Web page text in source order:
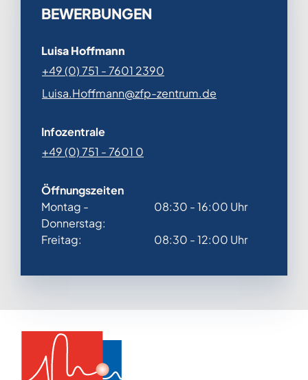
BEWERBUNGEN
Luisa Hoffmann
+49 (0) 751 - 7601 2390
Luisa.Hoffmann@zfp-zentrum.de
Infozentrale
+49 (0) 751 - 7601 0
Öffnungszeiten
Montag -
Donnerstag:
08:30 - 16:00 Uhr
Freitag: 08:30 - 12:00 Uhr